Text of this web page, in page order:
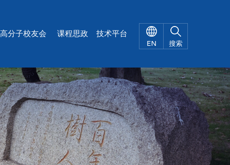
X
高分子校友会 课程思政 技术平台
搜索
EN